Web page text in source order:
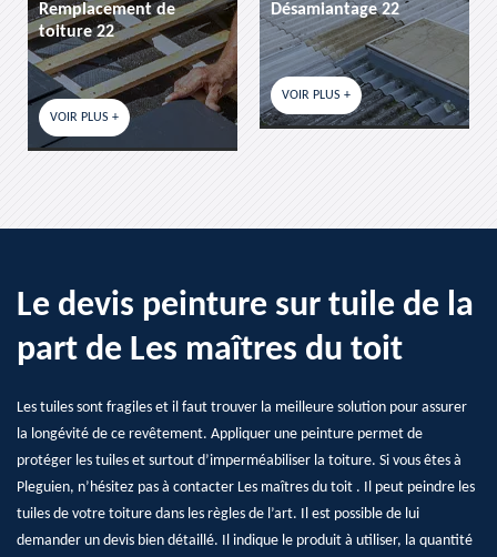
Remplacement de
toiture 22
VOIR PLUS +
Désamiantage 22
VOIR PLUS +
Le devis peinture sur tuile de la
part de Les maîtres du toit
Les tuiles sont fragiles et il faut trouver la meilleure solution pour assurer
la longévité de ce revêtement. Appliquer une peinture permet de
protéger les tuiles et surtout d’imperméabiliser la toiture. Si vous êtes à
Pleguien, n’hésitez pas à contacter Les maîtres du toit . Il peut peindre les
tuiles de votre toiture dans les règles de l’art. Il est possible de lui
demander un devis bien détaillé. Il indique le produit à utiliser, la quantité